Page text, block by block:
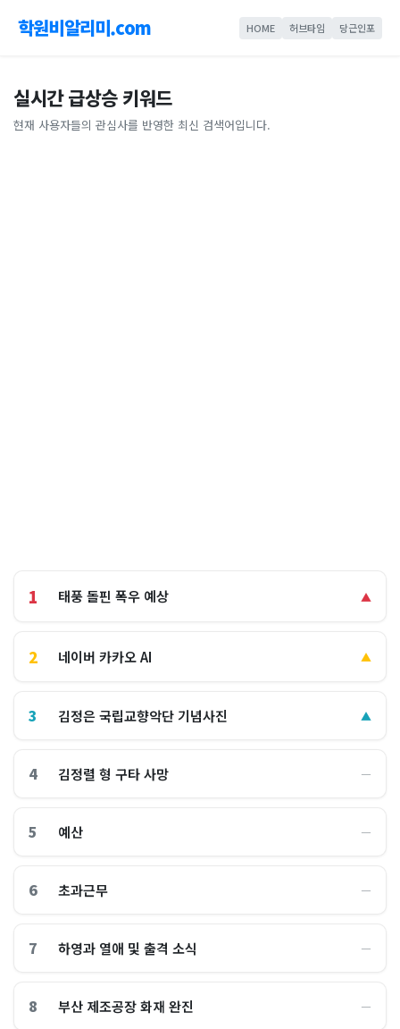
학원비알리미.com HOME 허브타임 당근인포
실시간 급상승 키워드
현재 사용자들의 관심사를 반영한 최신 검색어입니다.
1 태풍 돌핀 폭우 예상 ▲
2 네이버 카카오 AI ▲
3 김정은 국립교향악단 기념사진 ▲
4 김정렬 형 구타 사망 ―
5 예산 ―
6 초과근무 ―
7 하영과 열애 및 출격 소식 ―
8 부산 제조공장 화재 완진 ―